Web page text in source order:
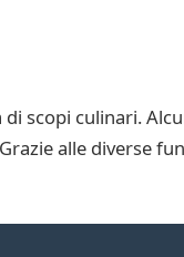
scopi culinari.
alle diverse